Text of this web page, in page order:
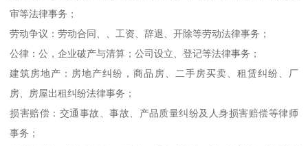
审等法律事务；
劳动争议：劳动合同、、工资、辞退、开除等劳动法律事务；
公律：公，企业破产与清算；公司设立、登记等法律事务；
建筑房地产：房地产纠纷，商品房、二手房买卖、租赁纠纷、厂
房、房屋出租纠纷法律事务；
损害赔偿：交通事故、事故、产品质量纠纷及人身损害赔偿等律师
事务；